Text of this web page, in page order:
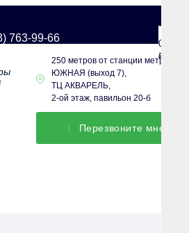
763-99-66
0
₽
250 метров от станции метро
ЮЖНАЯ (выход 7),
ТЦ АКВАРЕЛЬ,
2-ой этаж, павильон 20-б
Перезвонитe мне